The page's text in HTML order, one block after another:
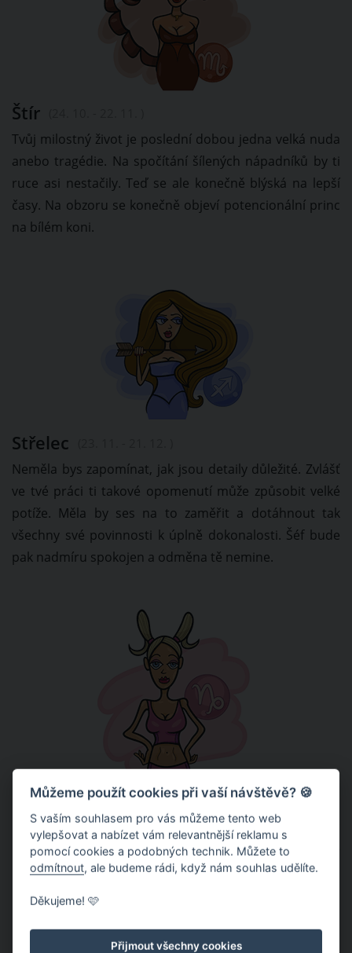
Štír
Tvůj milostný život je poslední dobou jedna velká nuda
anebo tragédie. Na spočítání šílených nápadníků by ti
ruce asi nestačily. Teď se ale konečně blýská na lepší
časy. Na obzoru se konečně objeví potencionální princ
na bílém koni.
Střelec
Neměla bys zapomínat, jak jsou detaily důležité. Zvlášť
ve tvé práci ti takové opomenutí může způsobit velké
potíže. Měla by ses na to zaměřit a dotáhnout tak
všechny své povinnosti k úplně dokonalosti. Šéf bude
pak nadmíru spokojen a odměna tě nemine.
Kozoroh (22. 12. - 20. 1. )
Následující týden nebude pro partnera ani pro tebe nic
lehkého. Čeká vás menší krize, z které ale dokážete
postupem času zase vybruslit. Neuchyluj se k zákeřným
krokům a nesnaž se partnera zranit na tom
Můžeme použít cookies při vaší návštěvě? 🍪
S vaším souhlasem pro vás můžeme tento web
vylepšovat a nabízet vám relevantnější reklamu s
pomocí cookies a podobných technik. Můžete to
odmítnout , ale budeme rádi, když nám souhlas udělíte.
Děkujeme! 🩷
Přijmout všechny cookies